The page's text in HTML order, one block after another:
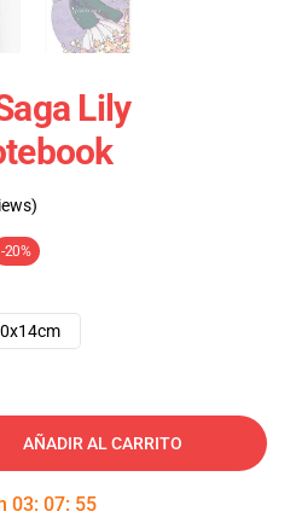
Lily
-20%
AÑADIR AL CARRITO
03: 07: 55